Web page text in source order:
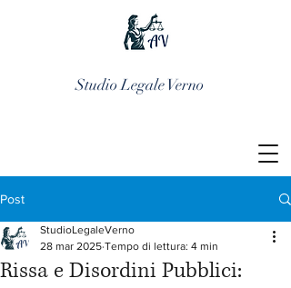
Studio Legale Verno
Post
Rissa e Disordini Pubblici:
StudioLegaleVerno
28 mar 2025 Tempo di lettura: 4 min